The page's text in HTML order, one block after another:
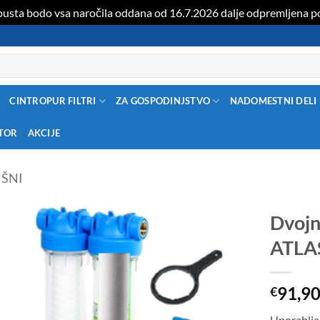
bodo vsa naročila oddana od 16.7.2026 dalje odpremljena
CINTROPUR FILTRI ZA GOSPODINJSTVO NADOMESTNI DELI
AKCIJE
€91,90